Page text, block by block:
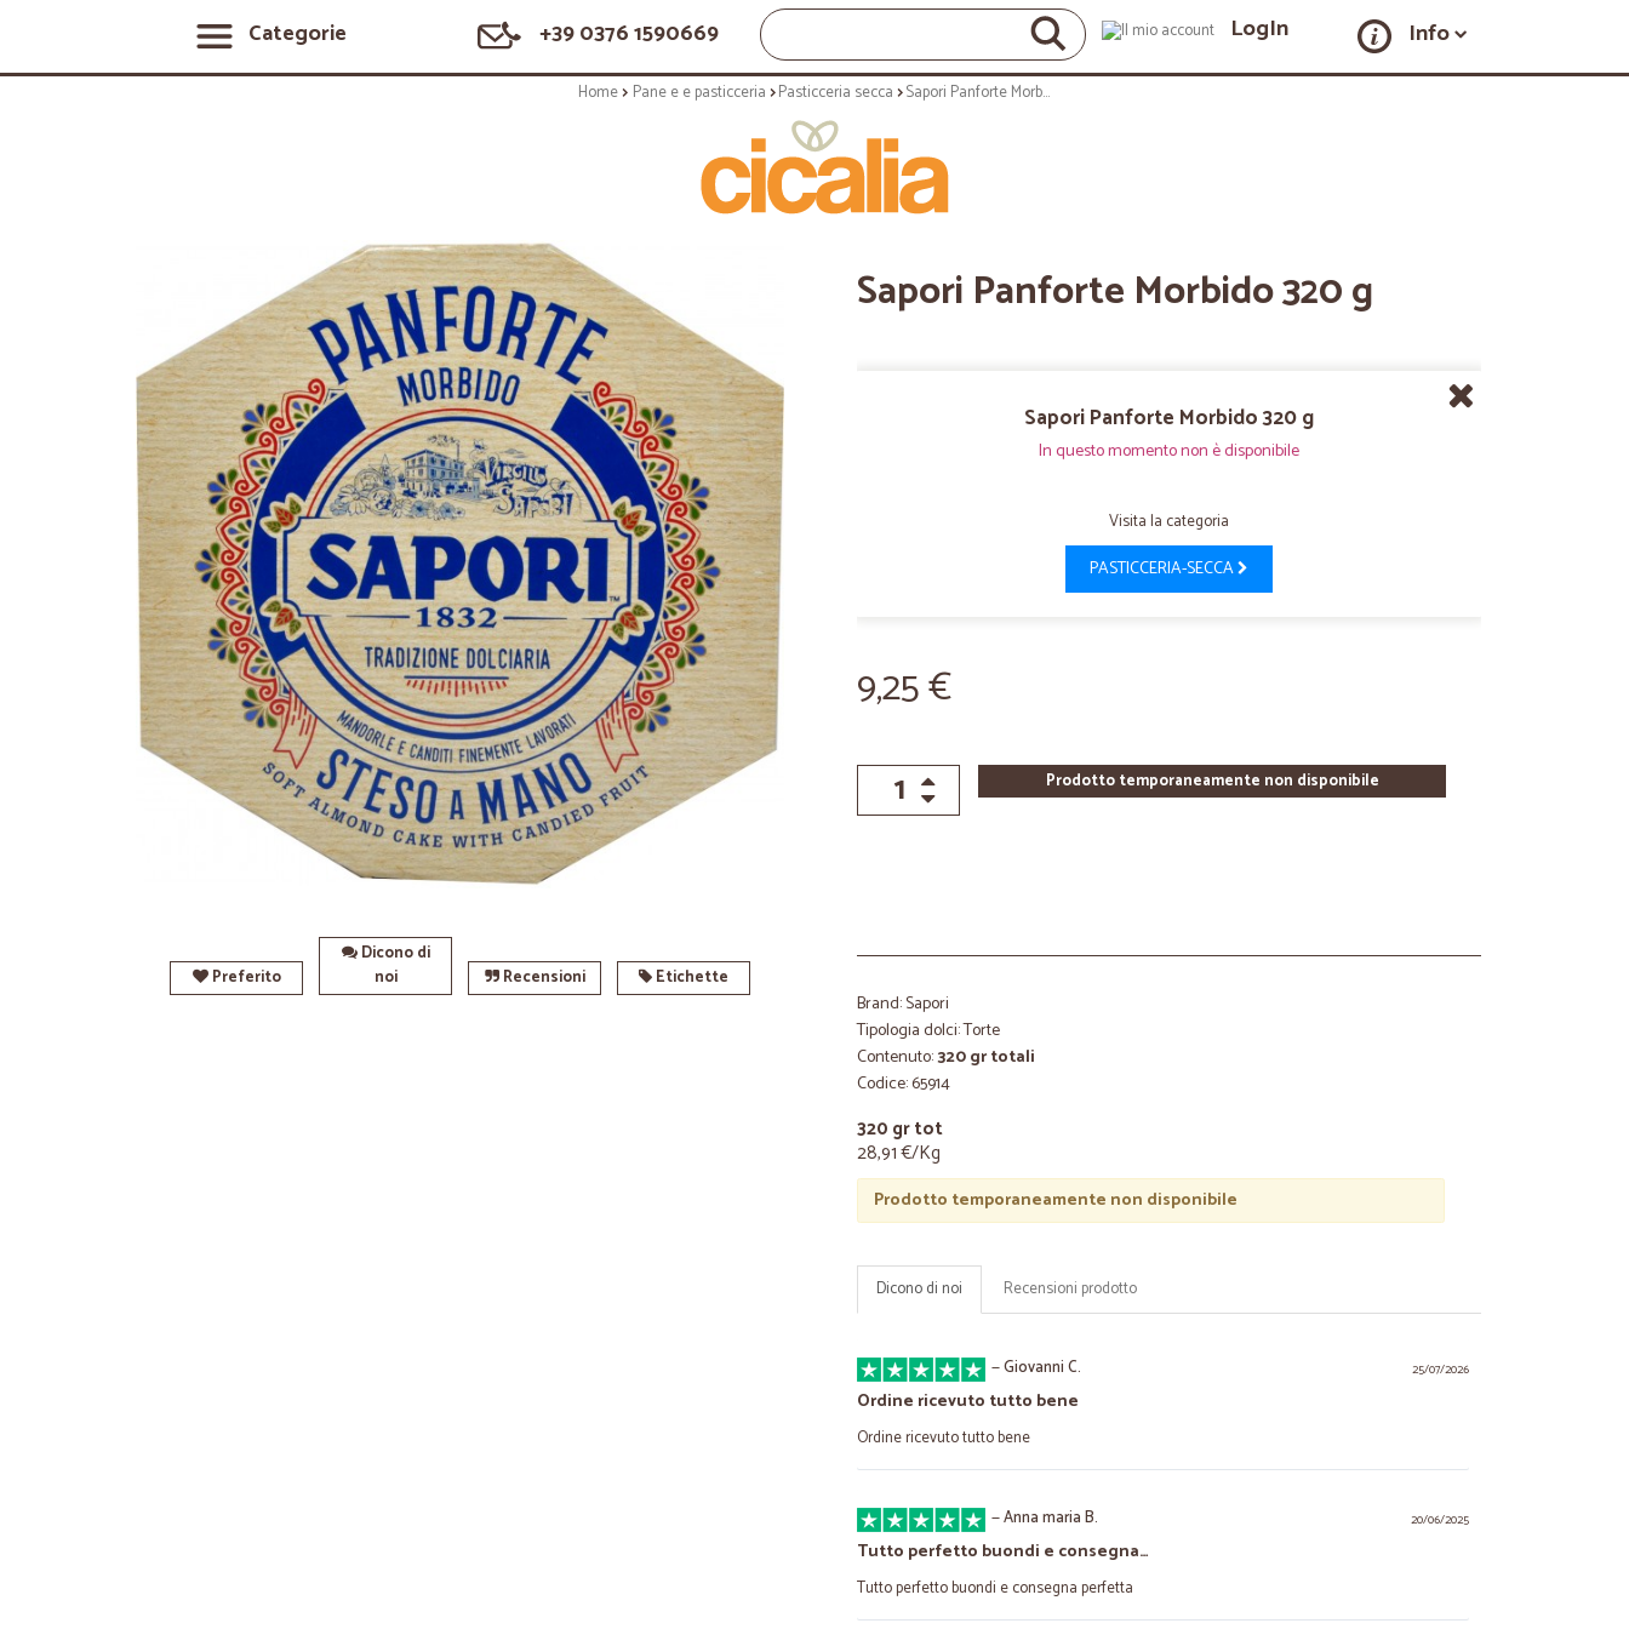
Categorie +39 0376 1590669 LogIn Info
Home Pane e e pasticceria Pasticceria secca Sapori Panforte Morbido 320 g
Preferito
Dicono di
noi
Recensioni Etichette
Sapori Panforte Morbido 320 g
Sapori Panforte Morbido 320 g
In questo momento non è disponibile
Visita la categoria
PASTICCERIA-SECCA
9,25 €
Prodotto temporaneamente non disponibile
Brand: Sapori
Tipologia dolci: Torte
Contenuto:320 gr totali
Codice: 65914
320 gr tot
28,91 €/Kg
Prodotto temporaneamente non disponibile
Dicono di noi Recensioni prodotto
25/07/2026
—Giovanni C.
Ordine ricevuto tutto bene
Ordine ricevuto tutto bene
20/06/2025
—Anna maria B.
Tutto perfetto buondi e consegna…
Tutto perfetto buondi e consegna perfetta